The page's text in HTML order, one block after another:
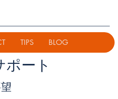
TIPS BLOG
ート